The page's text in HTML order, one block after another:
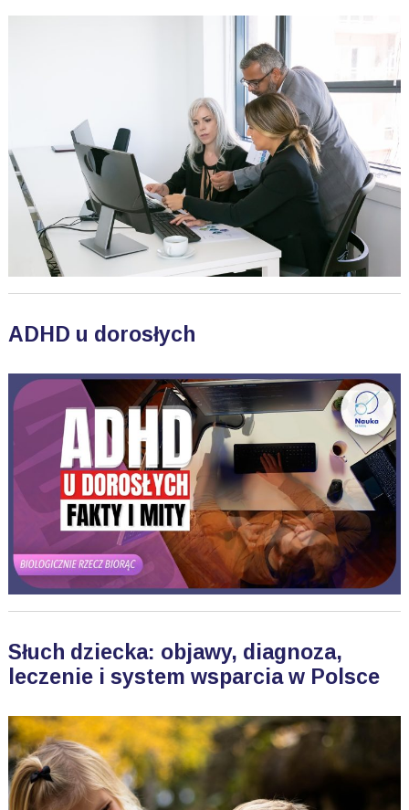
ADHD u dorosłych
Słuch dziecka: objawy, diagnoza,
leczenie i system wsparcia w Polsce